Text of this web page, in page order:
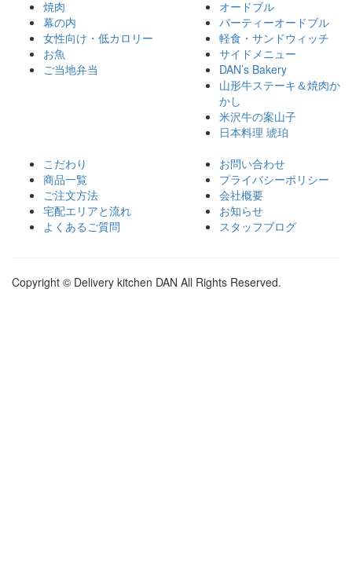
焼肉
幕の内
女性向け・低カロリー
お魚
ご当地弁当
オードブル
パーティーオードブル
軽食・サンドウィッチ
サイドメニュー
DAN’s Bakery
山形牛ステーキ＆焼肉か
かし
米沢牛の案山子
日本料理 琥珀
こだわり
商品一覧
ご注文方法
宅配エリアと流れ
よくあるご質問
お問い合わせ
プライバシーポリシー
会社概要
お知らせ
スタッフブログ
Copyright © Delivery kitchen DAN All Rights Reserved.